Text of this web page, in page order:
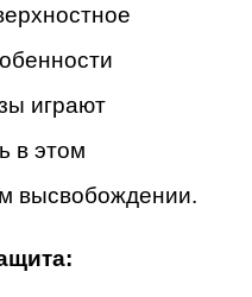
играют
в этом
высвобождении.